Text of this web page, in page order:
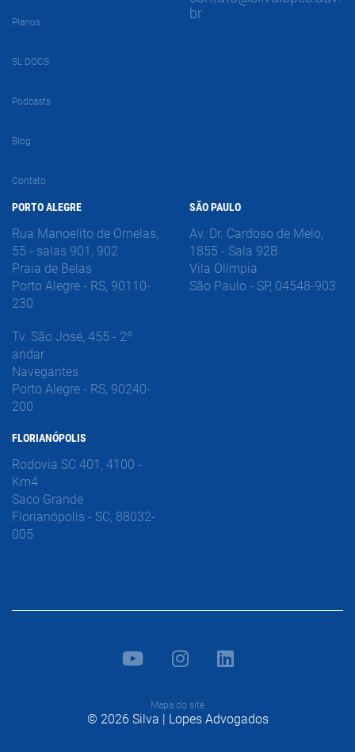
Planos
SL DOCS
Podcasts
Blog
Contato
br
PORTO ALEGRE
Rua Manoelito de Ornelas,
55 - salas 901, 902
Praia de Belas
Porto Alegre - RS, 90110-
230
Tv. São José, 455 - 2º
andar
Navegantes
Porto Alegre - RS, 90240-
200
FLORIANÓPOLIS
Rodovia SC 401, 4100 -
Km4
Saco Grande
Florianópolis - SC, 88032-
005
SÃO PAULO
Av. Dr. Cardoso de Melo,
1855 - Sala 92B
Vila Olímpia
São Paulo - SP, 04548-903
Mapa do site
© 2026 Silva | Lopes Advogados